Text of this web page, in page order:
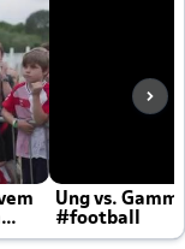
Ung vs.
#football